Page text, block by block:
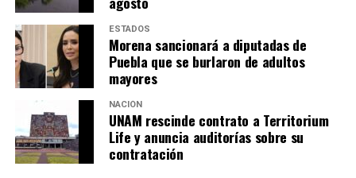
ESTADOS
Morena sancionará a diputadas de
Puebla que se burlaron de adultos
mayores
NACIÓN
UNAM rescinde contrato a Territorium
Life y anuncia auditorías sobre su
contratación